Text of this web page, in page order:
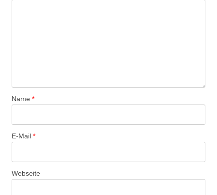
Name *
E-Mail *
Webseite